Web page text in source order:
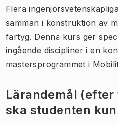
Flera
samman i konstruktion av
fartyg. Denna kurs ger
ingående discipliner i en
mastersprogrammet i
Lärandemål
ska studenten